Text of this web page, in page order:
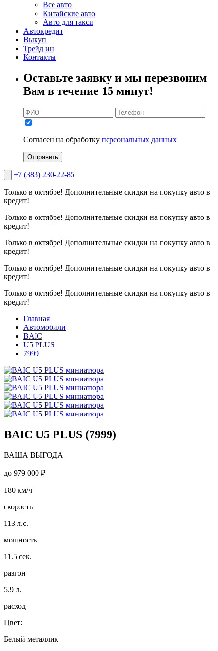
Все авто
Китайские авто
Авто для такси
Автокредит
Выкуп
Трейд ин
Контакты
Оставьте заявку и мы перезвоним
Вам в течение 15 минут!
Согласен на обработку персональных данных
Отправить
+7 (383) 230-22-85
Только в октябре! Дополнительные скидки на покупку авто в
кредит!
Только в октябре! Дополнительные скидки на покупку авто в
кредит!
Только в октябре! Дополнительные скидки на покупку авто в
кредит!
Только в октябре! Дополнительные скидки на покупку авто в
кредит!
Только в октябре! Дополнительные скидки на покупку авто в
кредит!
Главная
Автомобили
BAIC
U5 PLUS
7999
BAIC U5 PLUS (7999)
ВАША ВЫГОДА
до 979 000 ₽
180 км/ч
скорость
113 л.с.
мощность
11.5 сек.
разгон
5.9 л.
расход
Цвет:
Белый металлик